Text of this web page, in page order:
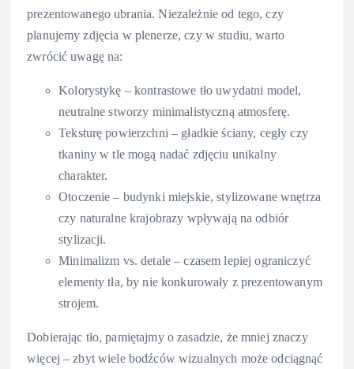
prezentowanego ubrania. Niezależnie od tego, czy
planujemy zdjęcia w plenerze, czy w studiu, warto
zwrócić uwagę na:
Kolorystykę – kontrastowe tło uwydatni model,
neutralne stworzy minimalistyczną atmosferę.
Teksturę powierzchni – gładkie ściany, cegły czy
tkaniny w tle mogą nadać zdjęciu unikalny
charakter.
Otoczenie – budynki miejskie, stylizowane wnętrza
czy naturalne krajobrazy wpływają na odbiór
stylizacji.
Minimalizm vs. detale – czasem lepiej ograniczyć
elementy tła, by nie konkurowały z prezentowanym
strojem.
Dobierając tło, pamiętajmy o zasadzie, że mniej znaczy
więcej – zbyt wiele bodźców wizualnych może odciągnąć